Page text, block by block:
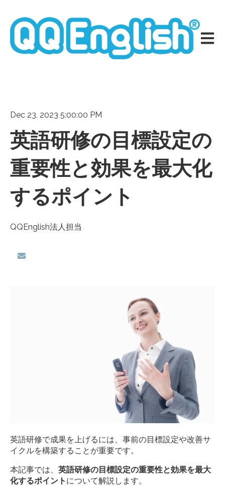
メイ
Dec 23, 2023 5:00:00 PM
英語研修の目標設定の
重要性と効果を最大化
するポイント
QQEnglish法人担当
英語研修で成果を上げるには、事前の目標設定や改善サ
イクルを構築することが重要です。
本記事では、 英語研修の目標設定の重要性と効果を最大
化するポイント について解説します。